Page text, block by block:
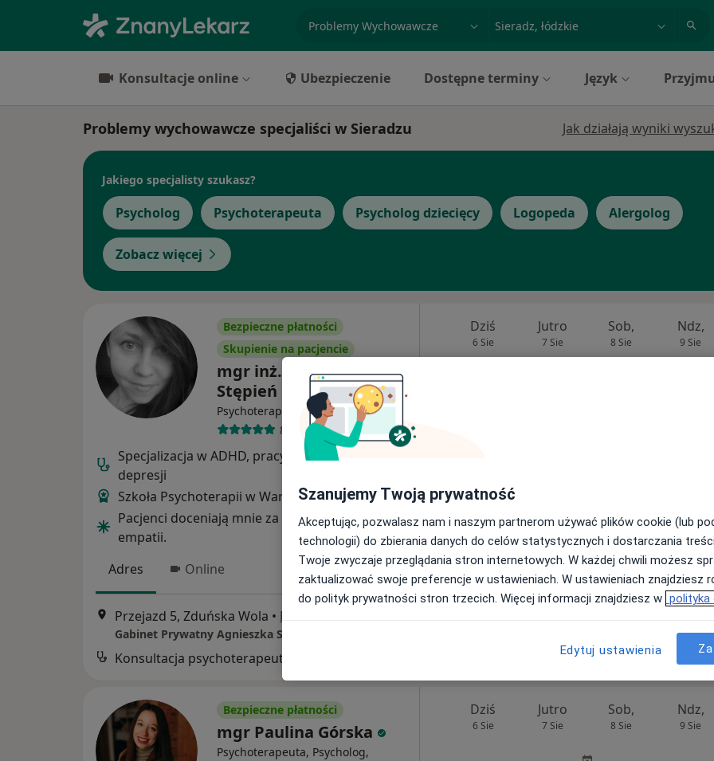
miasto lub dzielnica
Konsultacje online Ubezpieczenie Dostępne terminy Język
Problemy wychowawcze specjaliści w Sieradzu Jak działają wyniki
Jakiego specjalisty szukasz?
Psycholog Psychoterapeuta Psycholog dziecięcy Logopeda Alergolog
Zobacz więcej
Bezpieczne płatności
Skupienie na pacjencie
mgr inż. Agnieszka
Stępień
Psychoterapeuta · Więcej
8 opinii
Specjalizacja w ADHD, pracy z Parą oraz
depresji
Szkoła Psychoterapii w Warszawie oraz w Łodzi
Pacjenci doceniają mnie za wysoki pozim
empatii.
Adres
Online
Przejazd 5, Zduńska Wola • Mapa
Gabinet Prywatny Agnieszka Stępień
Konsultacja psychoterapeutyczna
Dziś
6 Sie
Jutro
7 Sie
Sob,
8 Sie
Ndz,
9 Sie
Bezpieczne płatności
mgr Paulina Górska
Psychoterapeuta, Psycholog,
Dziś
6 Sie
Jutro
7 Sie
Sob,
8 Sie
Ndz,
9 Sie
Szanujemy Twoją prywatność
Akceptując, pozwalasz nam i naszym partnerom używać plików cookie (lub
technologii) do zbierania danych do celów statystycznych i dostarczania
Twoje zwyczaje przeglądania stron internetowych. W każdej chwili możesz
zaktualizować swoje preferencje w ustawieniach. W ustawieniach znajdziesz
do polityk prywatności stron trzecich. Więcej informacji znajdziesz w polityka
Edytuj ustawienia